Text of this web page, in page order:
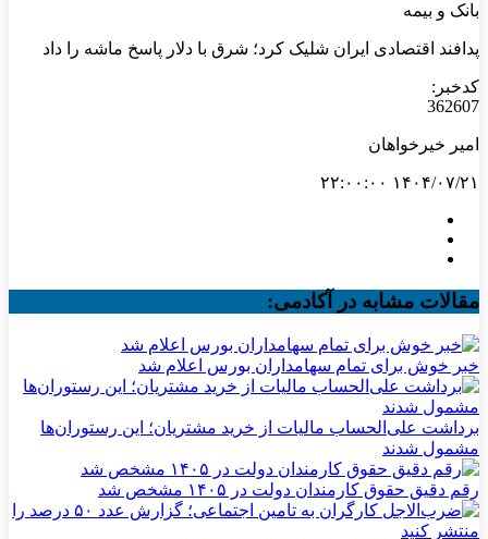
بانک و بیمه
پدافند اقتصادی ایران شلیک کرد؛ شرق با دلار پاسخ ماشه را داد
کدخبر:
362607
امیر خیرخواهان
۱۴۰۴/۰۷/۲۱ ۲۲:۰۰:۰۰
مقالات مشابه در آکادمی:
خبر خوش برای تمام سهامداران بورس اعلام شد
برداشت علی‌الحساب مالیات از خرید مشتریان؛ این رستوران‌ها
مشمول شدند
رقم دقیق حقوق کارمندان دولت در ۱۴۰۵ مشخص شد